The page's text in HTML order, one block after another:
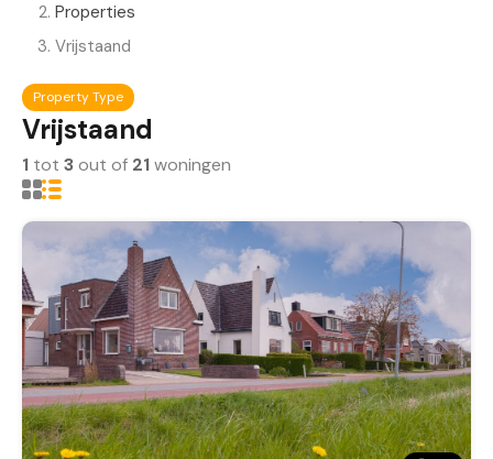
Properties
Vrijstaand
Property Type
Vrijstaand
1 tot 3out of 21woningen